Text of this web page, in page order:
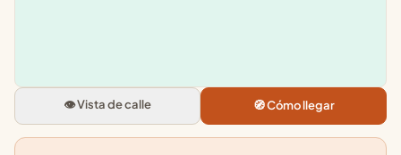
Rua Daniel de la Sota
36001 Pontevedra
4.2 · 1241
👁️ Vista de calle 🧭 Cómo llegar